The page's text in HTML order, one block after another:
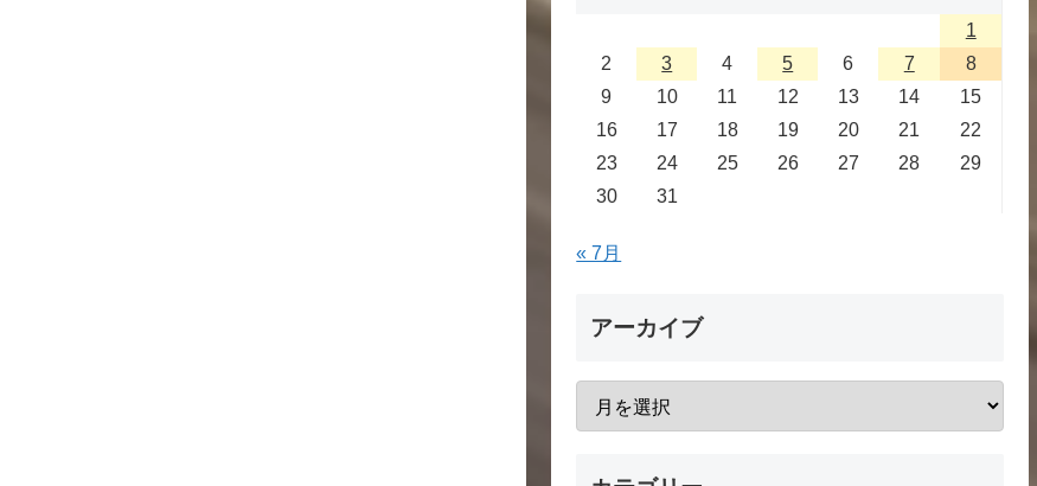
1
2
3 4 5 6 7
8
9
10 11 12 13 14
15
16
17 18 19 20 21
22
23
24 25 26 27 28
29
30
31
« 7月
アーカイブ